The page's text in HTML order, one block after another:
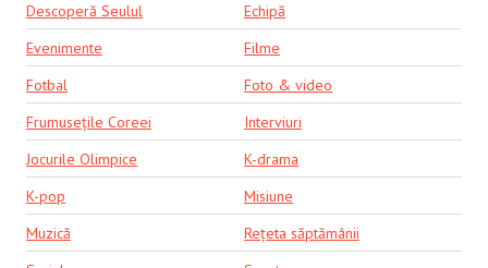
Descoperă Seulul
Echipă
Evenimente
Filme
Fotbal
Foto & video
Frumusețile Coreei
Interviuri
Jocurile Olimpice
K-drama
K-pop
Misiune
Muzică
Rețeta săptămânii